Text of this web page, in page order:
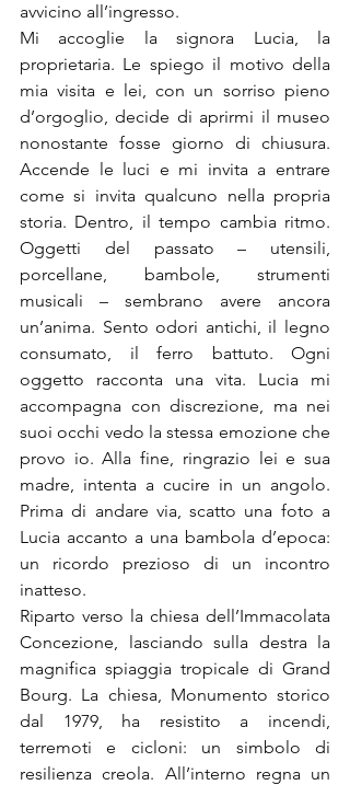
avvicino all’ingresso.
Mi accoglie la signora Lucia, la
proprietaria. Le spiego il motivo della
mia visita e lei, con un sorriso pieno
d’orgoglio, decide di aprirmi il museo
nonostante fosse giorno di chiusura.
Accende le luci e mi invita a entrare
come si invita qualcuno nella propria
storia. Dentro, il tempo cambia ritmo.
Oggetti del passato – utensili,
porcellane, bambole, strumenti
musicali – sembrano avere ancora
un’anima. Sento odori antichi, il legno
consumato, il ferro battuto. Ogni
oggetto racconta una vita. Lucia mi
accompagna con discrezione, ma nei
suoi occhi vedo la stessa emozione che
provo io. Alla fine, ringrazio lei e sua
madre, intenta a cucire in un angolo.
Prima di andare via, scatto una foto a
Lucia accanto a una bambola d’epoca:
un ricordo prezioso di un incontro
inatteso.
Riparto verso la chiesa dell’Immacolata
Concezione, lasciando sulla destra la
magnifica spiaggia tropicale di Grand
Bourg. La chiesa, Monumento storico
dal 1979, ha resistito a incendi,
terremoti e cicloni: un simbolo di
resilienza creola. All’interno regna un